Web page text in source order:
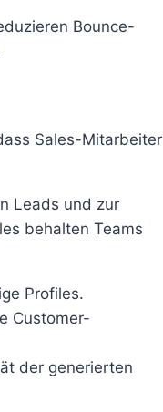
Bounce-
Sales-Mitarbeiter
Leads und zur
behalten Teams
Profiles.
Customer-
der generierten